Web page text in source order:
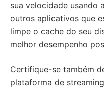
sua velocidade usando
outros aplicativos que
limpe o cache do seu
melhor desempenho
Certifique-se também
plataforma de